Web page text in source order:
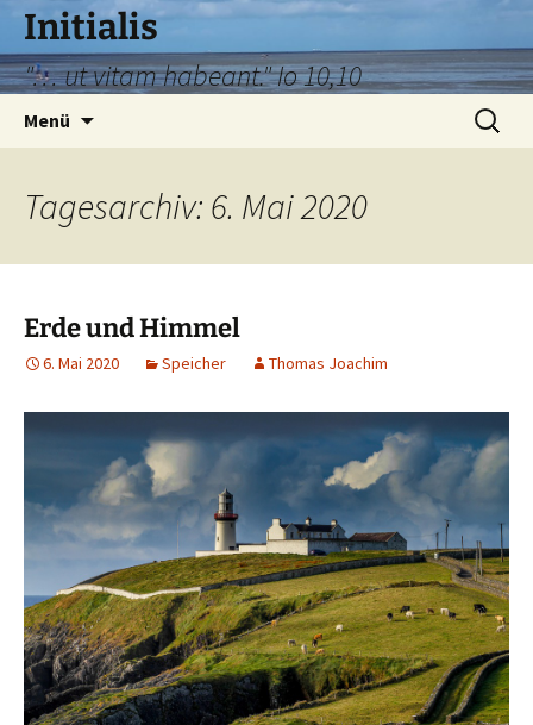
Zum
Inhalt
springen
Initialis
"… ut vitam habeant." Io 10,10
Menü
Suche
nach:
Tagesarchiv: 6. Mai 2020
Erde und Himmel
6. Mai 2020 Speicher Thomas Joachim